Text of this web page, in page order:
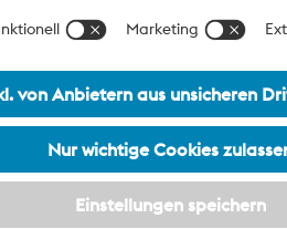
Kaltumformbarkeit .Bei
ASTM A182/A182M EN ISO 10088-3